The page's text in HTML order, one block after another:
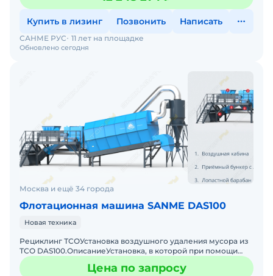
Купить в лизинг Позвонить Написать
Обновлено сегодня
САНМЕ РУС 11 лет на площадке
Москва и ещё 34 города
Флотационная машина SANME DAS100
Новая техника
Рециклинг ТСОУстановка воздушного удаления мусора из
ТСО DAS100.ОписаниеУстановка, в которой при помощи
потока воздуха отделяется лёгкий мусор и пыль из щебня,
Цена по запросу